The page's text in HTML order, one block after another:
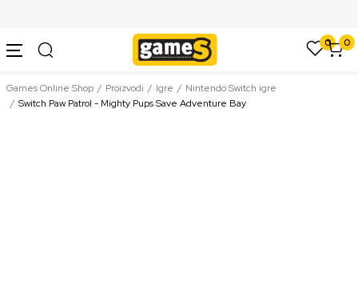
0 0
Games Online Shop Proizvodi Igre
Nintendo Switch igre
Switch Paw Patrol - Mighty Pups Save Adventure Bay